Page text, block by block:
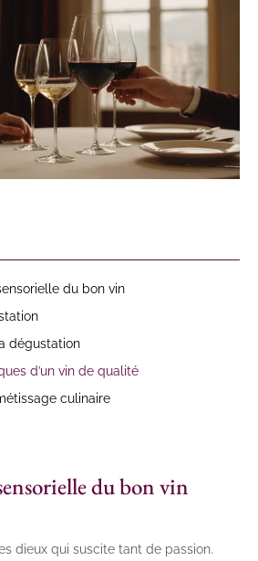
du bon vin
dégustation
d’un vin de qualité
culinaire
du bon vin
dieux qui suscite tant de passion.